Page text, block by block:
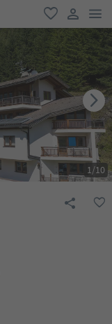
favorit
user link
1/10